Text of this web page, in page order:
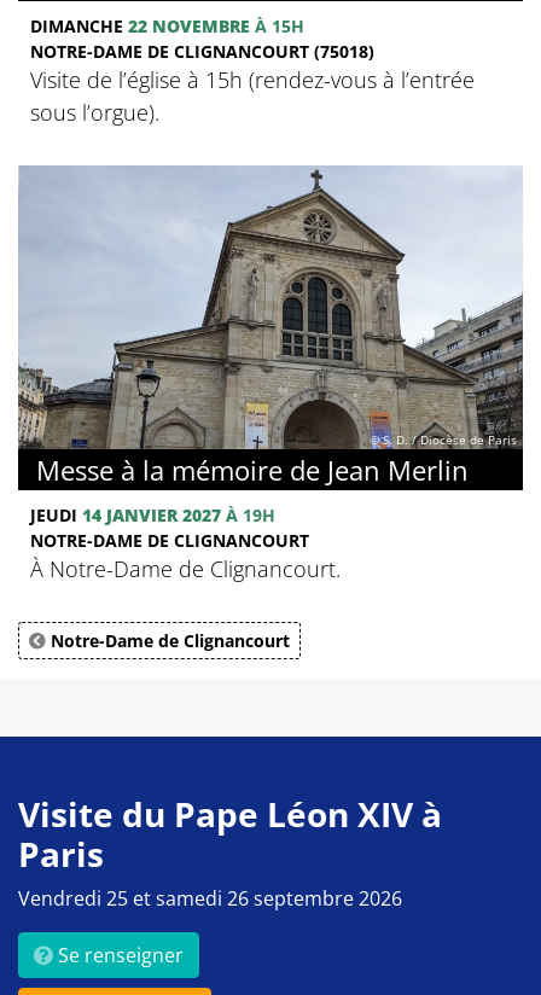
DIMANCHE 22 NOVEMBRE À 15H
NOTRE-DAME DE CLIGNANCOURT (75018)
Visite de l’église à 15h (rendez-vous à l’entrée
sous l’orgue).
© S. D. / Diocèse de Paris
Messe à la mémoire de Jean Merlin
JEUDI 14 JANVIER 2027 À 19H
NOTRE-DAME DE CLIGNANCOURT
À Notre-Dame de Clignancourt.
Notre-Dame de Clignancourt
Visite du Pape Léon XIV à
Paris
Vendredi 25 et samedi 26 septembre 2026
Se renseigner